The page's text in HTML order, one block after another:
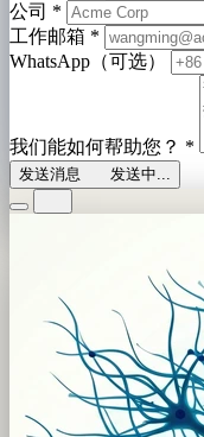
公司 *
工作邮箱 *
WhatsApp（可选）
我们能如何帮助您？ *
发送消息 发送中...